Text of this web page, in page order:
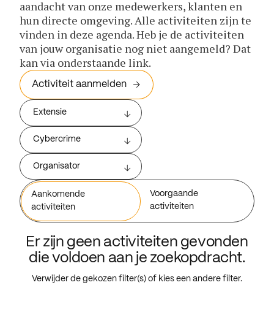
aandacht van onze medewerkers, klanten en
hun directe omgeving. Alle activiteiten zijn te
vinden in deze agenda. Heb je de activiteiten
van jouw organisatie nog niet aangemeld? Dat
kan via onderstaande link.
Activiteit aanmelden
Extensie
Cybercrime
Organisator
Aankomende
activiteiten
Voorgaande
activiteiten
Er zijn geen activiteiten gevonden
die voldoen aan je zoekopdracht.
Verwijder de gekozen filter(s) of kies een andere filter.